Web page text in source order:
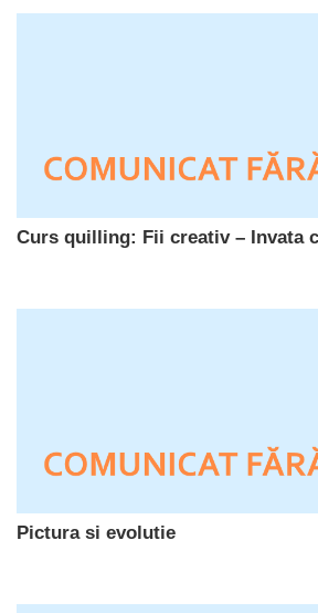
Curs quilling: Fii creativ – Invata
Pictura si evolutie